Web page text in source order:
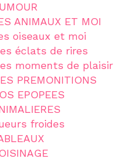
ANIMAUX ET MOI
oiseaux et moi
éclats de rires
moments de plaisir
PREMONITIONS
EPOPEES
froides